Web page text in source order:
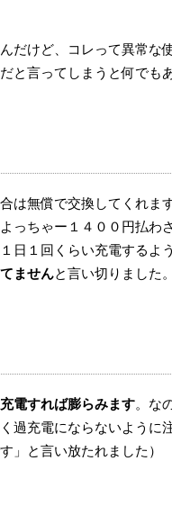
だけど、コレって異常な
と言ってしまうと何でも
は無償で交換してくれま
っちゃー１４００円払わ
日１回くらい充電するよ
ませんと言い切りました
電すれば膨らみます。な
過充電にならないように
」と言い放たれました）